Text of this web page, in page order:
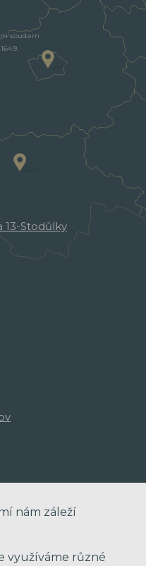
soudem
13-Stodůlky
nám záleží
využíváme různé